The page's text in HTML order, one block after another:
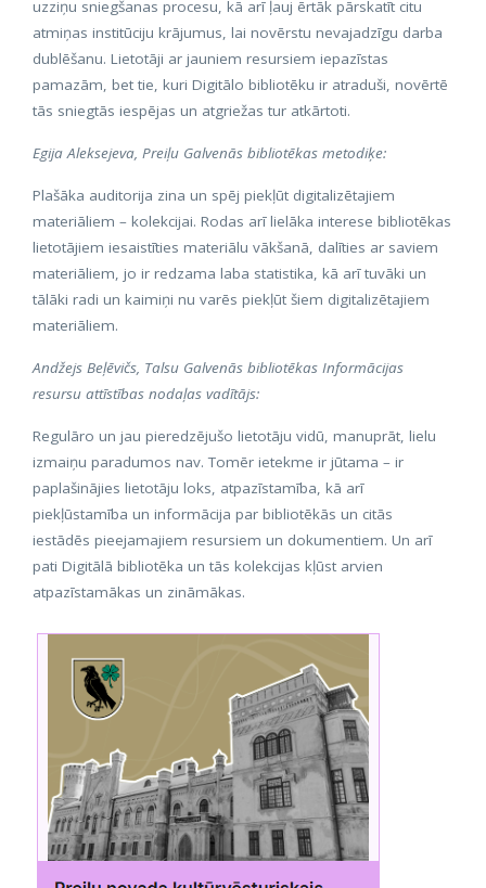
uzziņu sniegšanas procesu, kā arī ļauj ērtāk pārskatīt citu
atmiņas institūciju krājumus, lai novērstu nevajadzīgu darba
dublēšanu. Lietotāji ar jauniem resursiem iepazīstas
pamazām, bet tie, kuri Digitālo bibliotēku ir atraduši, novērtē
tās sniegtās iespējas un atgriežas tur atkārtoti.
Egija Aleksejeva, Preiļu Galvenās bibliotēkas metodiķe:
Plašāka auditorija zina un spēj piekļūt digitalizētajiem
materiāliem – kolekcijai. Rodas arī lielāka interese bibliotēkas
lietotājiem iesaistīties materiālu vākšanā, dalīties ar saviem
materiāliem, jo ir redzama laba statistika, kā arī tuvāki un
tālāki radi un kaimiņi nu varēs piekļūt šiem digitalizētajiem
materiāliem.
Andžejs Beļēvičs, Talsu Galvenās bibliotēkas Informācijas
resursu attīstības nodaļas vadītājs:
Regulāro un jau pieredzējušo lietotāju vidū, manuprāt, lielu
izmaiņu paradumos nav. Tomēr ietekme ir jūtama – ir
paplašinājies lietotāju loks, atpazīstamība, kā arī
piekļūstamība un informācija par bibliotēkās un citās
iestādēs pieejamajiem resursiem un dokumentiem. Un arī
pati Digitālā bibliotēka un tās kolekcijas kļūst arvien
atpazīstamākas un zināmākas.